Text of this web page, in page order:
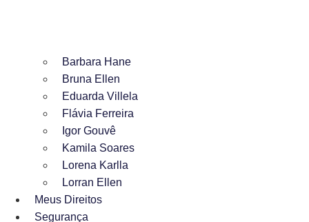
Barbara Hane
Bruna Ellen
Eduarda Villela
Flávia Ferreira
Igor Gouvê
Kamila Soares
Lorena Karlla
Lorran Ellen
Meus Direitos
Segurança